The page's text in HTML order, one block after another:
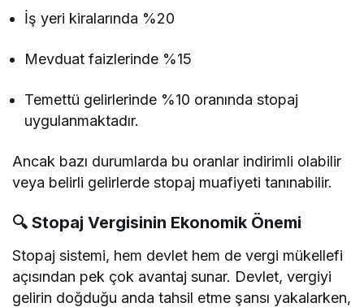
İş yeri kiralarında %20
Mevduat faizlerinde %15
Temettü gelirlerinde %10 oranında stopaj
uygulanmaktadır.
Ancak bazı durumlarda bu oranlar indirimli olabilir
veya belirli gelirlerde stopaj muafiyeti tanınabilir.
🔍 Stopaj Vergisinin Ekonomik Önemi
Stopaj sistemi, hem devlet hem de vergi mükellefi
açısından pek çok avantaj sunar. Devlet, vergiyi
gelirin doğduğu anda tahsil etme şansı yakalarken,